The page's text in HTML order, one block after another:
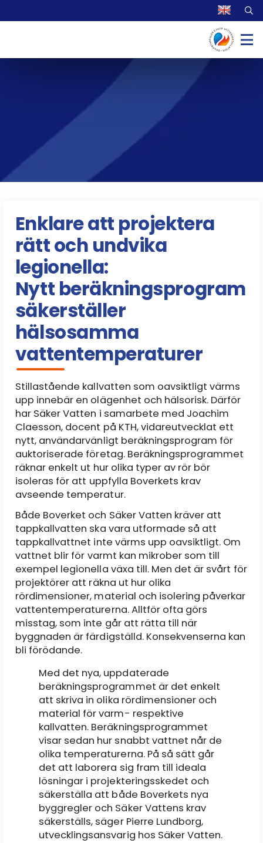
Enklare att projektera
rätt och undvika
legionella:
Nytt beräkningsprogram
säkerställer
hälsosamma
vattentemperaturer
Stillastående kallvatten som oavsiktligt värms
upp innebär en olägenhet och hälsorisk. Därför
har Säker Vatten i samarbete med Joachim
Claesson, docent på KTH, vidareutvecklat ett
nytt, användarvänligt beräkningsprogram för
auktoriserade företag. Beräkningsprogrammet
räknar enkelt ut hur olika typer av rör bör
isoleras för att uppfylla Boverkets krav
avseende temperatur.
Både Boverket och Säker Vatten kräver att
tappkallvatten ska vara utformade så att
tappkallvattnet inte värms upp oavsiktligt. Om
vattnet blir för varmt kan mikrober som till
exempel legionella växa till. Men det är svårt för
projektörer att räkna ut hur olika
rördimensioner, material och isolering påverkar
vattentemperaturerna. Alltför ofta görs
misstag, som inte går att rätta till när
byggnaden är färdigställd. Konsekvenserna kan
bli förödande.
Med det nya, uppdaterade
beräkningsprogrammet är det enkelt
att skriva in olika rördimensioner och
material för varm- respektive
kallvatten. Beräkningsprogrammet
visar sedan hur snabbt vattnet når de
olika temperaturerna. På så sätt går
det att laborera sig fram till ideala
lösningar i projekteringsskedet och
säkerställa att både Boverkets nya
byggregler och Säker Vattens krav
säkerställs, säger Pierre Lundborg,
utvecklingsansvarig hos Säker Vatten.